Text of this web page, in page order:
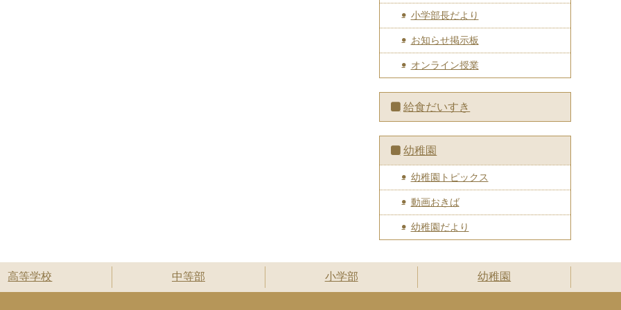
小学部長だより
お知らせ掲示板
オンライン授業
給食だいすき
幼稚園
幼稚園トピックス
動画おきば
幼稚園だより
高等学校 中等部 小学部 幼稚園